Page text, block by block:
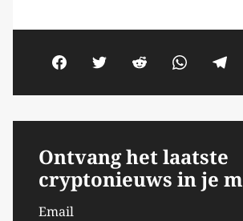
Ontvang het laatste
cryptonieuws in je
Email